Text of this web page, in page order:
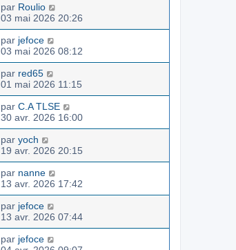
par Roulio
03 mai 2026 20:26
par jefoce
03 mai 2026 08:12
par red65
01 mai 2026 11:15
par C.A TLSE
30 avr. 2026 16:00
par yoch
19 avr. 2026 20:15
par nanne
13 avr. 2026 17:42
par jefoce
13 avr. 2026 07:44
par jefoce